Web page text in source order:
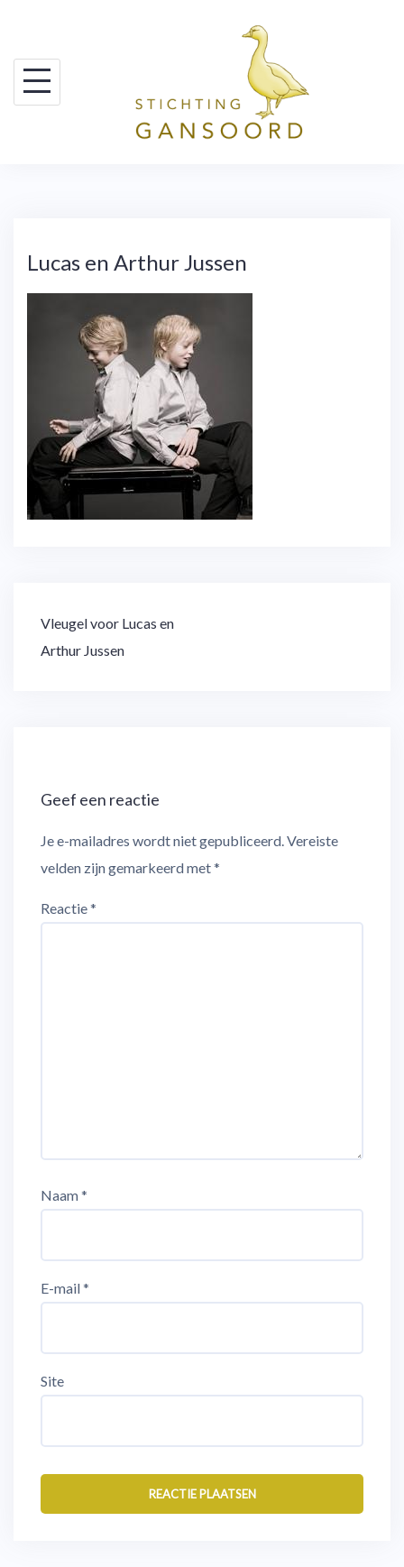
content
Lucas en Arthur Jussen
Bericht
navigatie
Vleugel voor Lucas en
Arthur Jussen
Geef een reactie
Je e-mailadres wordt niet gepubliceerd.Vereiste
velden zijn gemarkeerd met*
Reactie*
Naam*
E-mail*
Site